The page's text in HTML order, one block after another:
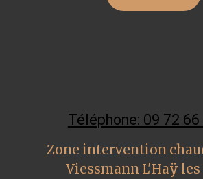
Téléphone: 09 72 66
Zone intervention
Viessmann L'Haÿ les